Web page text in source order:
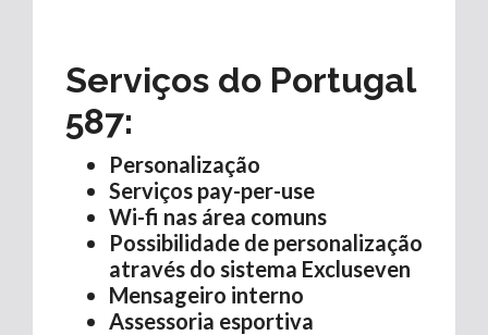
Serviços do Portugal
587:
Personalização
Serviços pay-per-use
Wi-fi nas área comuns
Possibilidade de personalização
através do sistema Excluseven
Mensageiro interno
Assessoria esportiva